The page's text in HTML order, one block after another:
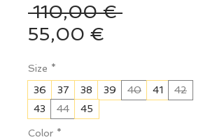
110,00 € Prix
55,00 €
Size *
36
37 38 39 40 41
42
43
44 45
Color *